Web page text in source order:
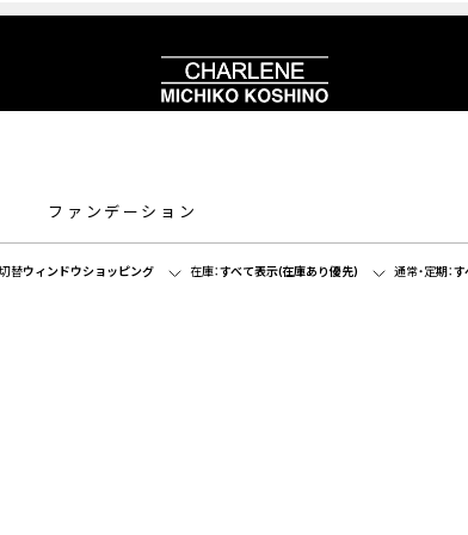
ファンデーション
替ウィンドウショッピング 在庫：すべて表示(在庫あり優先) 通常・定期：す